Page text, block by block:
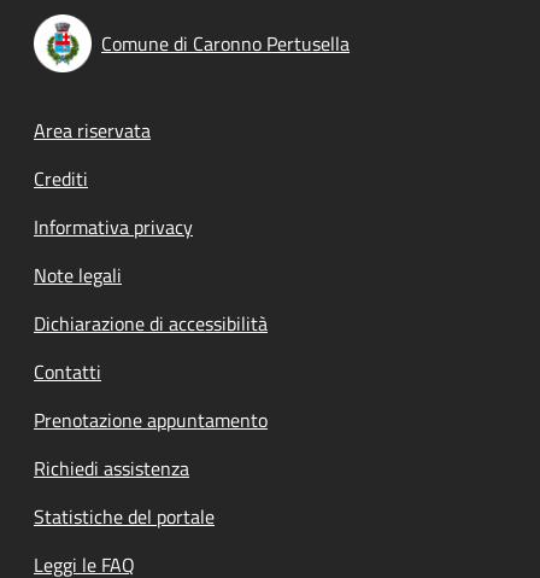
Comune di Caronno Pertusella
Footer menu
Area riservata
Crediti
Informativa privacy
Note legali
Dichiarazione di accessibilità
Contatti
Prenotazione appuntamento
Richiedi assistenza
Statistiche del portale
Leggi le FAQ